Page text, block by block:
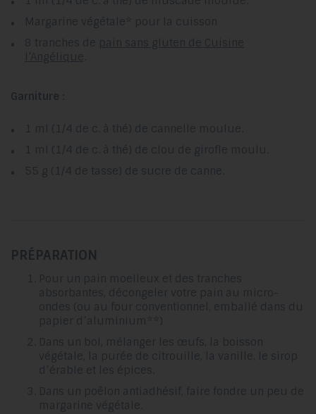
Margarine végétale* pour la cuisson
8 tranches de pain sans gluten de Cuisine
l’Angélique
Garniture :
1 ml (1/4 de c. à thé) de cannelle moulue.
1 ml (1/4 de c. à thé) de clou de girofle moulu.
55 g (1/4 de tasse) de sucre de canne.
PRÉPARATION
Pour un pain moelleux et des tranches
absorbantes, décongeler votre pain au micro-
ondes (ou au four conventionnel, emballé dans du
papier d’aluminium**)
Dans un bol, mélanger les œufs, la boisson
végétale, la purée de citrouille, la vanille, le sirop
d’érable et les épices.
Dans un poêlon antiadhésif, faire fondre un peu de
margarine végétale.